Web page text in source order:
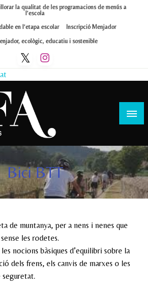
la qualitat de les programacions de menús a
l’escola
en l’etapa escolar
Inscripció Menjador
ecològic, educatiu i sostenible
Bici BTT
de muntanya, per a nens i nenes que
les rodetes.
nocions bàsiques d’equilibri sobre la
dels frens, els canvis de marxes o les
seguretat.